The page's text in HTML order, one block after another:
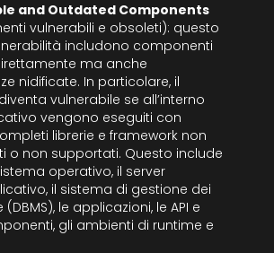
and Outdated Components
vulnerabili e obsoleti): questo
includono componenti
ma anche
nidificate. In particolare, il
vulnerabile se all’interno
vengono eseguiti con
librerie e framework non
o non supportati. Questo include
operativo, il server
il sistema di gestione dei
le applicazioni, le API e
gli ambienti di runtime e